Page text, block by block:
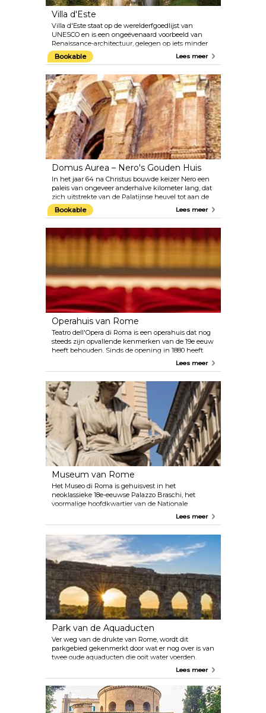
Villa d'Este
Villa d'Este staat op de werelderfgoedlijst van
UNESCO en is een ongeëvenaard voorbeeld van
Renaissance-architectuur, gelegen op iets minder
dan een uur rijden van het stadscentrum in Tivoli
(naast Hadrian's Villa). Bewonder de fonteinen,
binnenuit en voel alsof één van de vele
kunstwerken van Villa d'Este tot leven is gekomen.
Bookable Lees meer
Domus Aurea – Nero's Gouden Huis
In het jaar 64 na Christus bouwde keizer Nero een
paleis van ongeveer anderhalve kilometer lang, dat
zich uitstrekte van de Palatijnse heuvel tot aan de
Oppio-heuvel. Sommige delen waren bedekt met
goud en edelstenen en hadden een prachtig decor.
werd bij toeval herontdekt in de 15e eeuw en
Bookable Lees meer
Operahuis van Rome
Teatro dell'Opera di Roma is een operahuis dat nog
steeds zijn opvallende kenmerken van de 19e eeuw
heeft behouden. Sinds de opening in 1880 heeft
deze historische locatie tal van opmerkelijke
Tosca. Het schitterende rood-gouden interieur en de
rijke historische betekenis maken het tot een
boeiende bestemming, die zelfs aantrekkelijk is
voor mensen die niet echt aangetrokken zijn tot
opera. Houd er rekening mee dat in de zomer de
prachtige ruïnes van de Thermen van Caracalla de
locatie zijn voor de buitenoptredens van het
operagezelschap.
Lees meer
Museum van Rome
Het Museo di Roma is gehuisvest in het
neoklassieke 18e-eeuwse Palazzo Braschi, het
voormalige hoofdkwartier van de Nationale
Fascistische Partij. Het geniet lovende kritieken
geschiedenis van Rome van de middeleeuwen tot
de 20e eeuw uitbeelden. Na de Tweede
Wereldoorlog werden 300 gezinnen naar deze
locatie geëvacueerd en veel van de fresco's werden
beschadigd door de branden die werden
aangestoken om ze warm te houden.
Lees meer
Park van de Aquaducten
Ver weg van de drukte van Rome, wordt dit
parkgebied gekenmerkt door wat er nog over is van
twee oude aquaducten die ooit water voerden.
Beide aquaducten in het Parco degli Acquedotti
zijn gebouwd door de Romeinen en zijn de rit naar
de buitenwijken van Rome waard.
Lees meer